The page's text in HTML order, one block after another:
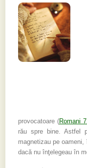
provocatoare (Romani
rău spre bine. Astfel
magnetizau pe
dacă nu înţelegeau în